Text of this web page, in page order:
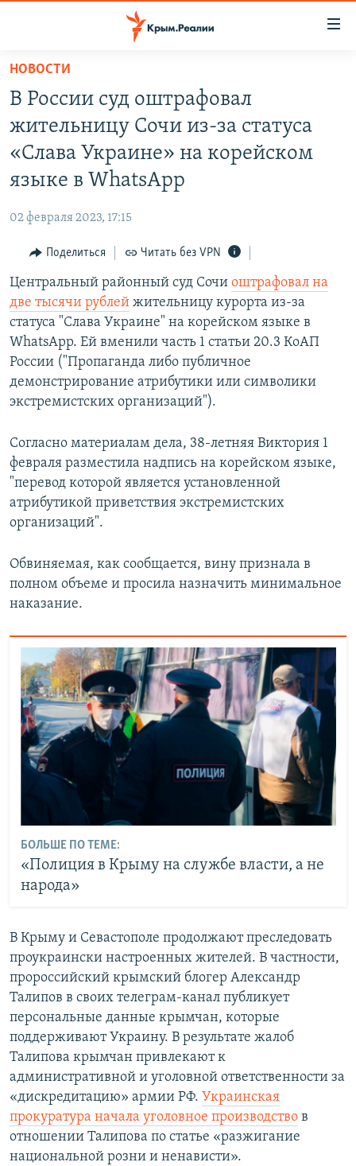
Вернуться
основному
содержанию
Вернутся
главной
Вернутся
поиску
ГРУЗ 200
КАРТА ВОЕННЫХ ОБЪЕКТОВ КРЫМА
ВОДА
ИНТЕРАКТИВ
ИНФОГРАФИКА
ТЕЛЕПРОЕКТ КРЫМ.РЕАЛИИ
СОВЕТЫ ПРАВОЗАЩИТНИКОВ
ПРОПАВШИЕ БЕЗ ВЕСТИ
ПОБЕДИТЕЛЕЙ НЕ СУДЯТ?
КРЫМ.НЕПОКОРЕННЫЙ
УКРАИНСКАЯ ПРОБЛЕМА КРЫМА
РАДІО СВОБОДА
КАК ОБОЙТИ БЛОКИРОВКУ
Українською
Qırımtatar
ПРИСОЕДИНЯЙТЕСЬ!
Все сайты RFE/RL
НОВОСТИ
В России суд оштрафовал
жительницу Сочи из-за статуса
«Слава Украине» на корейском
языке в WhatsApp
02 февраля 2023, 17:15
Поделиться Читать без VPN
Центральный районный суд Сочи оштрафовал на
две тысячи рублей жительницу курорта из-за
статуса "Слава Украине" на корейском языке в
WhatsApp. Ей вменили часть 1 статьи 20.3 КоАП
России ("Пропаганда либо публичное
демонстрирование атрибутики или символики
экстремистских организаций").
Согласно материалам дела, 38-летняя Виктория 1
февраля разместила надпись на корейском языке,
"перевод которой является установленной
атрибутикой приветствия экстремистских
организаций".
Обвиняемая, как сообщается, вину признала в
полном объеме и просила назначить минимальное
наказание.
БОЛЬШЕ ПО ТЕМЕ:
«Полиция в Крыму на службе власти, а не
народа»
В Крыму и Севастополе продолжают преследовать
проукраински настроенных жителей. В частности,
пророссийский крымский блогер Александр
Талипов в своих телеграм-канал публикует
персональные данные крымчан, которые
поддерживают Украину. В результате жалоб
Талипова крымчан привлекают к
административной и уголовной ответственности за
«дискредитацию» армии РФ. Украинская
прокуратура начала уголовное производство в
отношении Талипова по статье «разжигание
национальной розни и ненависти».